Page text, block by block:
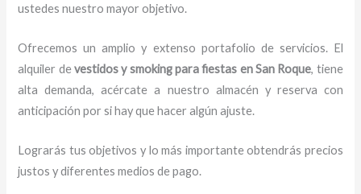
ustedes nuestro mayor objetivo.
Ofrecemos un amplio y extenso portafolio de servicios. El
alquiler devestidos y smoking para fiestas en San Roque, tiene
alta demanda, acércate a nuestro almacén y reserva con
anticipación por si hay que hacer algún ajuste.
Lograrás tus objetivos y lo más importante obtendrás precios
justos y diferentes medios de pago.